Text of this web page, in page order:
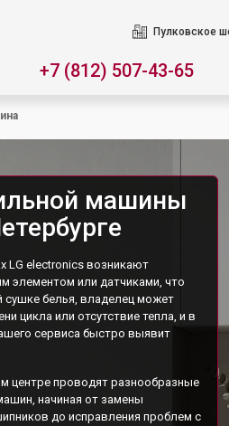
Пулковское
+7 (812) 507-43-65
машины
LG electronics возникают
элементом или датчиками, что
сушке белья, владелец может
цикла или отсутствие тепла, и в
сервиса быстро выявит
центре проводят разнообразные
начиная от замены
до исправления проблем с